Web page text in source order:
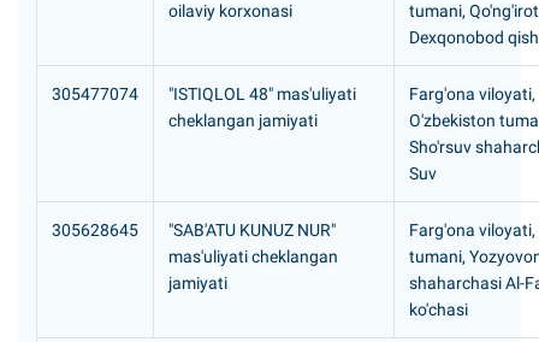
oilaviy korxonasi
tumani,
Dexqonobod
305477074
"ISTIQLOL 48" mas'uliyati
cheklangan jamiyati
Farg'ona viloyati,
O'zbekiston
Sho'rsuv
Suv
305628645
"SAB'ATU KUNUZ NUR"
mas'uliyati cheklangan
jamiyati
Farg'ona
tumani,
shaharchasi Al-
ko'chasi